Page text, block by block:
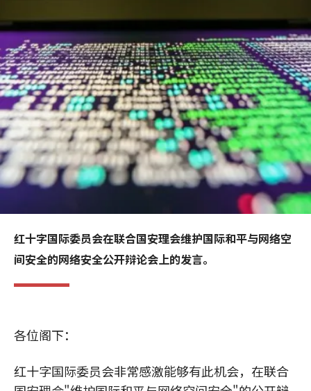
红十字国际委员会在联合国安理会维护国际和平与网络空
间安全的网络安全公开辩论会上的发言。
各位阁下：
红十字国际委员会非常感激能够有此机会，在联合